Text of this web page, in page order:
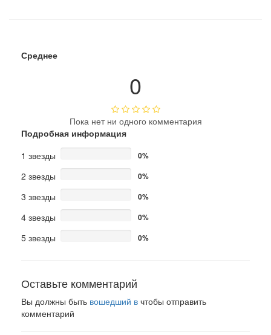
Среднее
0
Пока нет ни одного комментария
Подробная информация
1 звезды
0%
2 звезды 0%
3 звезды 0%
4 звезды 0%
5 звезды 0%
Оставьте комментарий
Вы должны быть вошедший в чтобы отправить
комментарий